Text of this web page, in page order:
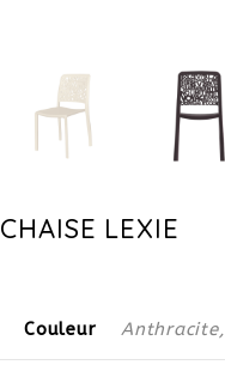
CHAISE LEXIE
Couleur